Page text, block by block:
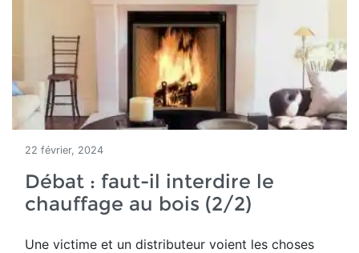
22 février, 2024
Débat : faut-il interdire le
chauffage au bois (2/2)
Une victime et un distributeur voient les choses